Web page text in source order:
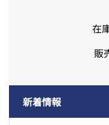
新着情報
在
販